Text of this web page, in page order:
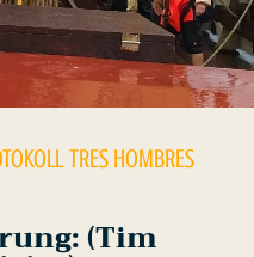
TRES HOMBRES
(Tim